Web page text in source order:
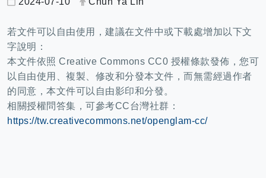
若文件可以自由使用，建議在文件中或下載處增加以下文
字說明：
本文件依照 Creative Commons CC0 授權條款發佈，您可
以自由使用、複製、修改和分發本文件，而無需經過作者
的同意，本文件可以自由影印和分發。
相關授權問答集，可參考CC台灣社群：
https://tw.creativecommons.net/openglam-cc/